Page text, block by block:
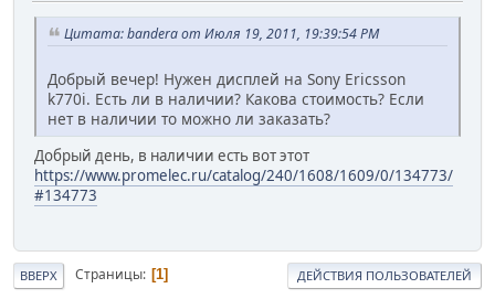
Цитата: bandera от Июля 19, 2011, 19:39:54 PM
Добрый вечер! Нужен дисплей на Sony Ericsson
k770i. Есть ли в наличии? Какова стоимость? Если
нет в наличии то можно ли заказать?
Добрый день, в наличии есть вот этот
https://www.promelec.ru/catalog/240/1608/1609/0/134773/
#134773
ВВЕРХ Страницы 1 ДЕЙСТВИЯ ПОЛЬЗОВАТЕЛЕЙ